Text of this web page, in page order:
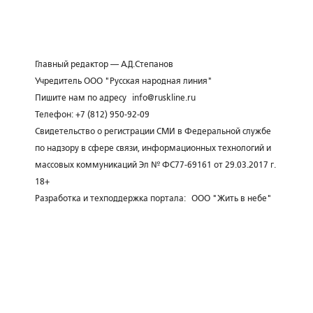
Главный редактор — А.Д.Степанов
Учредитель ООО "Русская народная линия"
Пишите нам по адресу
info@ruskline.ru
Телефон: +7 (812) 950-92-09
Свидетельство о регистрации СМИ в Федеральной службе
по надзору в сфере связи, информационных технологий и
массовых коммуникаций Эл № ФС77-69161 от 29.03.2017 г.
18+
Разработка и техподдержка портала: ООО "Жить в небе"